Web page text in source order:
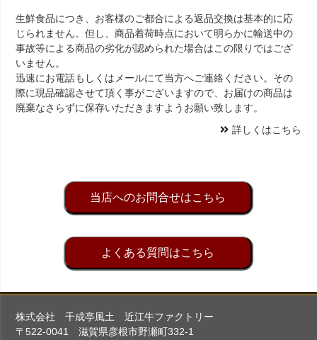
生鮮食品につき、お客様のご都合による返品交換は基本的に応
じられません。但し、商品着荷時点において明らかに輸送中の
事故等による商品の劣化が認められた場合はこの限りではござ
いません。
迅速にお電話もしくはメールにて当方へご連絡ください。その
際に現品確認させて頂く事がございますので、お届けの商品は
廃棄なさらずに保存いただきますようお願い致します。
詳しくはこちら
当店へのお問合せはこちら
よくある質問はこちら
株式会社 千成亭風土 近江牛ファクトリー
〒522-0041 滋賀県彦根市野瀬町332-1